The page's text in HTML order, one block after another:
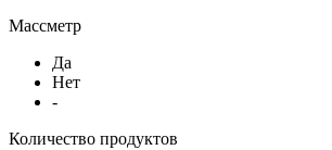
Массметр
Да
Нет
-
Количество продуктов